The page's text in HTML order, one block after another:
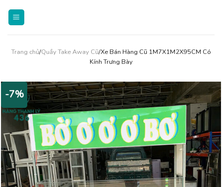
Trang chủ/Quầy Take Away Cũ/Xe Bán Hàng Cũ 1M7X1M2X95CM Có
Kính Trưng Bày
-7%